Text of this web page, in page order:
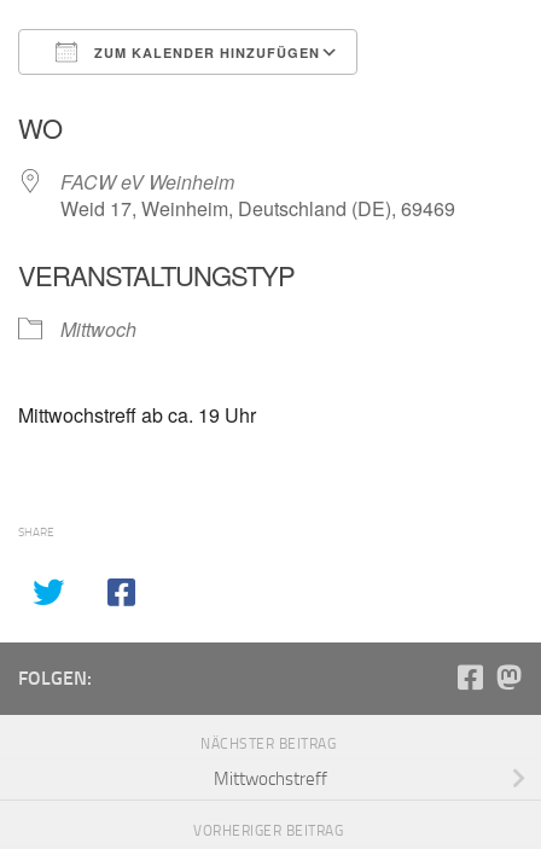
ZUM KALENDER HINZUFÜGEN
WO
FACW eV Weinheim
Weid 17, Weinheim, Deutschland (DE), 69469
VERANSTALTUNGSTYP
Mittwoch
Mittwochstreff ab ca. 19 Uhr
SHARE
FOLGEN:
NÄCHSTER BEITRAG
Mittwochstreff
VORHERIGER BEITRAG